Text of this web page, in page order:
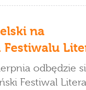
na
odbędzie
Festiwal